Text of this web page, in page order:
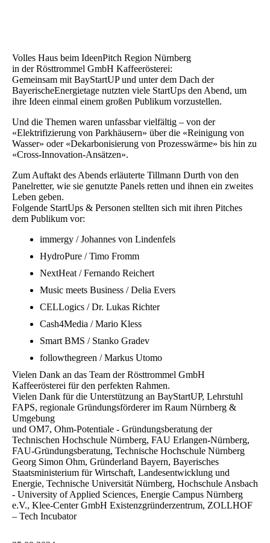
Volles Haus beim IdeenPitch Region Nürnberg
in der Rösttrommel GmbH Kaffeerösterei:
Gemeinsam mit BayStartUP und unter dem Dach der
BayerischeEnergietage nutzten viele StartUps den Abend, um
ihre Ideen einmal einem großen Publikum vorzustellen.
Und die Themen waren unfassbar vielfältig – von der
«Elektrifizierung von Parkhäusern» über die «Reinigung von
Wasser» oder «Dekarbonisierung von Prozesswärme» bis hin zu
«Cross-Innovation-Ansätzen».
Zum Auftakt des Abends erläuterte Tillmann Durth von den
Panelretter, wie sie genutzte Panels retten und ihnen ein zweites
Leben geben.
Folgende StartUps & Personen stellten sich mit ihren Pitches
dem Publikum vor:
immergy / Johannes von Lindenfels
HydroPure / Timo Fromm
NextHeat / Fernando Reichert
Music meets Business / Delia Evers
CELLogics / Dr. Lukas Richter
Cash4Media / Mario Kless
Smart BMS / Stanko Gradev
followthegreen / Markus Utomo
Vielen Dank an das Team der Rösttrommel GmbH
Kaffeerösterei für den perfekten Rahmen.
Vielen Dank für die Unterstützung an BayStartUP, Lehrstuhl
FAPS, regionale Gründungsförderer im Raum Nürnberg &
Umgebung
und OM7, Ohm-Potentiale - Gründungsberatung der
Technischen Hochschule Nürnberg, FAU Erlangen-Nürnberg,
FAU-Gründungsberatung, Technische Hochschule Nürnberg
Georg Simon Ohm, Gründerland Bayern, Bayerisches
Staatsministerium für Wirtschaft, Landesentwicklung und
Energie, Technische Universität Nürnberg, Hochschule Ansbach
- University of Applied Sciences, Energie Campus Nürnberg
e.V., Klee-Center GmbH Existenzgründerzentrum, ZOLLHOF
– Tech Incubator